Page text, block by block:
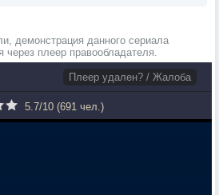
демонстрация данного сериала
через плеер правообладателя.
Плеер удален? / Жалоба
5.7/10 (691 чел.)